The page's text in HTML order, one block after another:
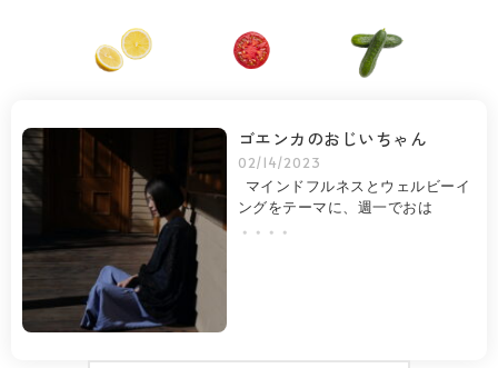
ゴエンカのおじいちゃん
02/14/2023
マインドフルネスとウェルビーイ
ングをテーマに、週一でおは
・・・・